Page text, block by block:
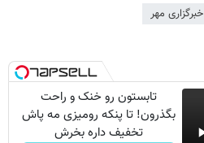
خبرگزاری مهر
تابستون رو خنک و راحت
بگذرون! تا پنکه رومیزی مه پاش
تخفیف داره بخرش